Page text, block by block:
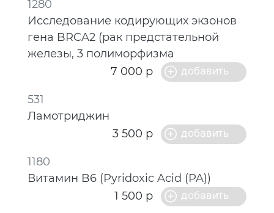
1280
Исследование кодирующих экзонов
гена BRCA2 (рак предстательной
железы, 3 полиморфизма
7 000 р
531
Ламотриджин
3 500 р
1180
Витамин B6 (Pyridoxic Acid (PA))
1 500 р